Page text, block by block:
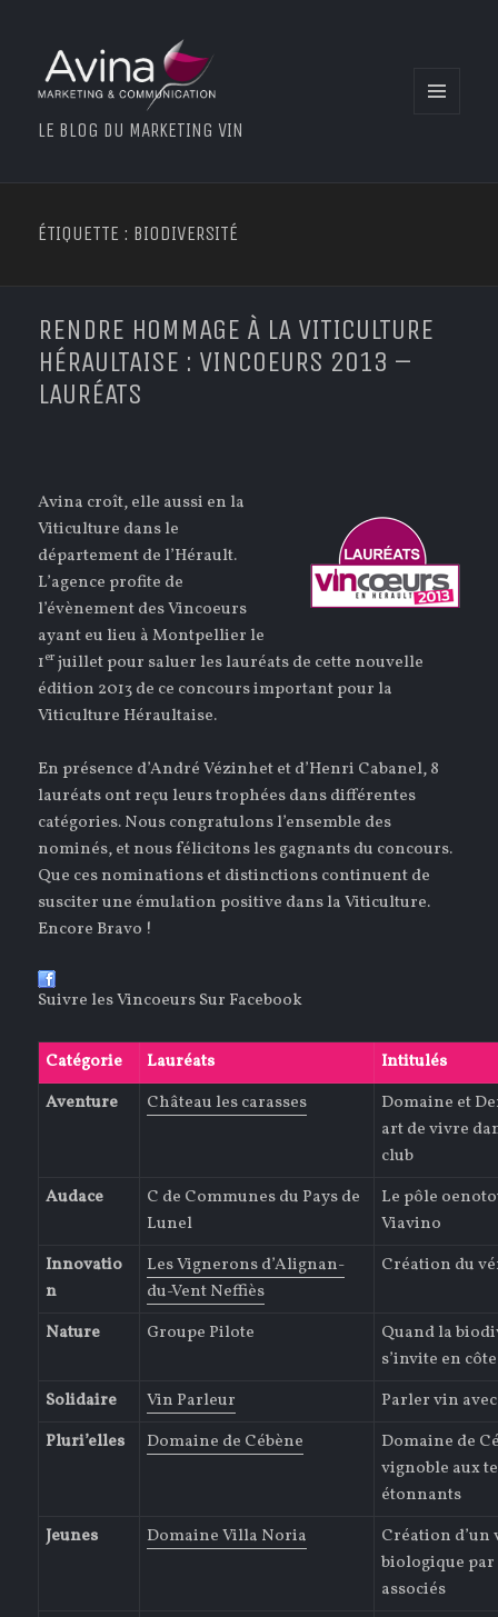
LE BLOG DU MARKETING VIN
ÉTIQUETTE : BIODIVERSITÉ
RENDRE HOMMAGE À LA VITICULTURE
HÉRAULTAISE : VINCOEURS 2013 –
LAURÉATS
Avina croît, elle aussi en la
Viticulture dans le
département de l’Hérault.
L’agence profite de
l’évènement des Vincoeurs
ayant eu lieu à Montpellier le
1erjuillet pour saluer les lauréats de cette nouvelle
édition 2013 de ce concours important pour la
Viticulture Héraultaise.
En présence d’André Vézinhet et d’Henri Cabanel, 8
lauréats ont reçu leurs trophées dans différentes
catégories. Nous congratulons l’ensemble des
nominés, et nous félicitons les gagnants du concours.
Que ces nominations et distinctions continuent de
susciter une émulation positive dans la Viticulture.
Encore Bravo !
Suivre les Vincoeurs Sur Facebook
Catégorie Lauréats
Intitulés
Aventure
Château les carasses
Domaine et
art de vivre
club
Audace
C de Communes du Pays de
Lunel
Le pôle
Viavino
Innovatio
n
Les Vignerons d’Alignan-
du-Vent Neffiès
Création du
Nature Groupe Pilote
Quand la
s’invite en
Solidaire
Vin Parleur
Parler vin
Pluri’elles
Domaine de Cébène
Domaine de
vignoble aux
étonnants
Jeunes
Domaine Villa Noria
Création d’un
biologique par
associés